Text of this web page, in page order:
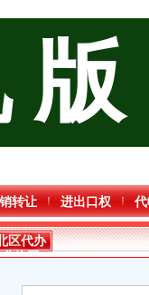
版
转让 进出口权
区代办
执照